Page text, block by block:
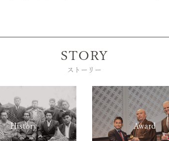
STORY
ストーリー
History Award